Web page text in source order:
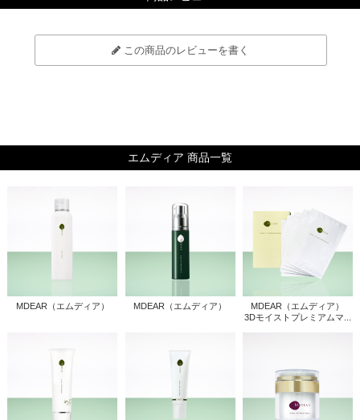
この商品のレビューを書く
エムディア 商品一覧
MDEAR（エムディア） MDEAR（エムディア）
MDEAR（エムディア）
3Dモイストプレミアムマ...